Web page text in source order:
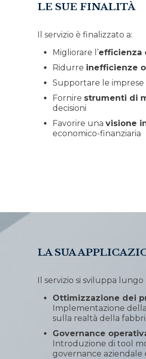
LE SUE FINALITÀ
Il servizio è finalizzato a:
Migliorare l’efficienza
Ridurre inefficienze
Supportare le imprese
Fornire strumenti di
decisioni
Favorire una visione
economico-finanziaria
LA SUA
Il servizio si sviluppa
Ottimizzazione dei
Implementazione
sulla realtà della
Governance
Introduzione di tool
governance aziendale